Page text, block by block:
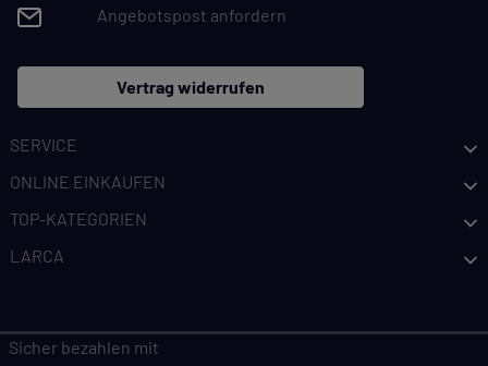
Angebotspost anfordern
Vertrag widerrufen
SERVICE
ONLINE EINKAUFEN
TOP-KATEGORIEN
LARCA
Sicher bezahlen mit